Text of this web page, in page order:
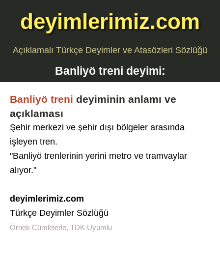
deyimlerimiz.com
Açıklamalı Türkçe Deyimler ve Atasözleri Sözlüğü
Banliyö treni deyimi:
Banliyö treni deyiminin anlamı ve
açıklaması
Şehir merkezi ve şehir dışı bölgeler arasında
işleyen tren.
"Banliyö trenlerinin yerini metro ve tramvaylar
alıyor."
deyimlerimiz.com
Türkçe Deyimler Sözlüğü
Örnek Cümlelerle, TDK Uyumlu